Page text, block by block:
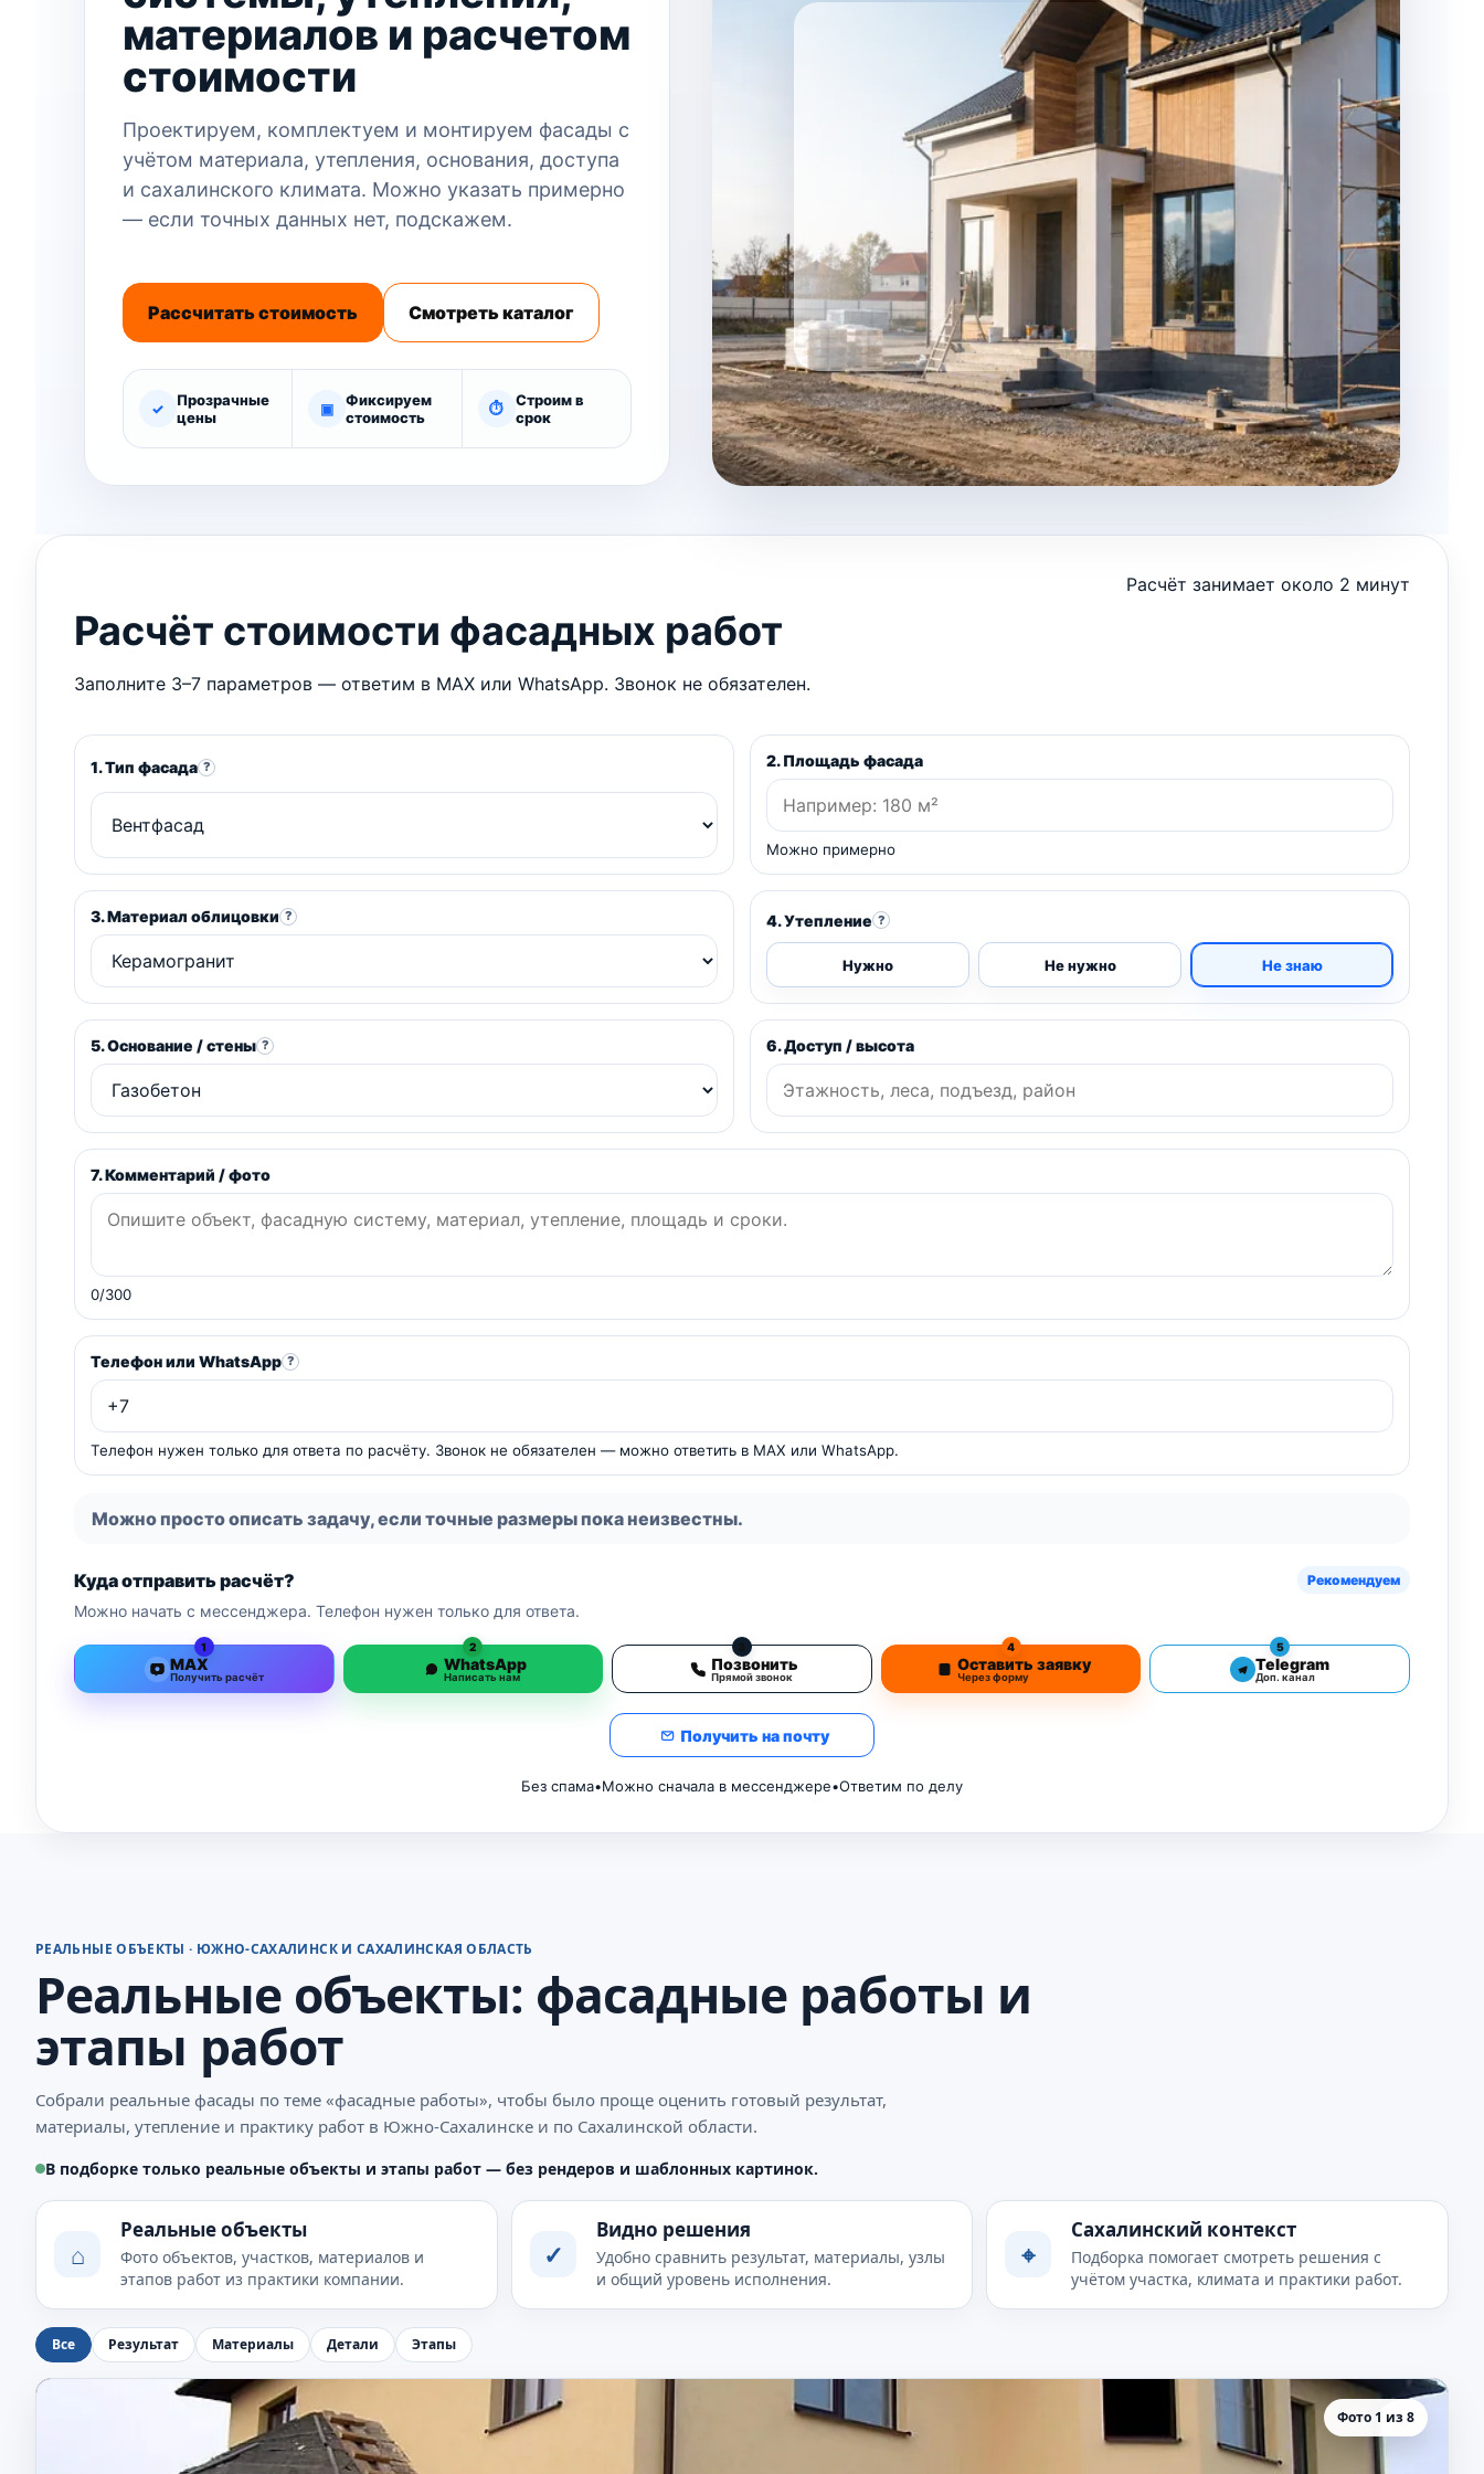
материалов и расчетом
стоимости
Проектируем, комплектуем и монтируем фасады с
учётом материала, утепления, основания, доступа
и сахалинского климата. Можно указать примерно
— если точных данных нет, подскажем.
Рассчитать стоимость Смотреть каталог
✓
Прозрачные
цены
▣
Фиксируем
стоимость
⏱
Строим в
срок
Расчёт стоимости фасадных работ
Заполните 3–7 параметров — ответим в MAX или WhatsApp. Звонок не обязателен.
Расчёт занимает около 2 минут
1. Тип фасада ? 2. Площадь фасада
Можно примерно
3. Материал облицовки ? 4. Утепление ?
Нужно Не нужно Не знаю
5. Основание / стены ? 6. Доступ / высота
7. Комментарий / фото
0/300
Телефон или WhatsApp ?
Телефон нужен только для ответа по расчёту. Звонок не обязателен — можно ответить в MAX или WhatsApp.
Можно просто описать задачу, если точные размеры пока неизвестны.
Куда отправить расчёт? Рекомендуем
Можно начать с мессенджера. Телефон нужен только для ответа.
1
MAX
Получить расчёт
2
WhatsApp
Написать нам
3
Позвонить
Прямой звонок
4
Оставить заявку
Через форму
5
Telegram
Доп. канал
Получить на почту
Без спама•Можно сначала в мессенджере•Ответим по делу
РЕАЛЬНЫЕ ОБЪЕКТЫ · ЮЖНО-САХАЛИНСК И САХАЛИНСКАЯ ОБЛАСТЬ
Реальные объекты: фасадные работы и
этапы работ
Собрали реальные фасады по теме «фасадные работы», чтобы было проще оценить готовый результат,
материалы, утепление и практику работ в Южно-Сахалинске и по Сахалинской области.
В подборке только реальные объекты и этапы работ — без рендеров и шаблонных картинок.
⌂
Реальные объекты
Фото объектов, участков, материалов и
этапов работ из практики компании.
✓
Видно решения
Удобно сравнить результат, материалы, узлы
и общий уровень исполнения.
⌖
Сахалинский контекст
Подборка помогает смотреть решения с
учётом участка, климата и практики работ.
Все Результат Материалы Детали Этапы
Фото 1 из 8